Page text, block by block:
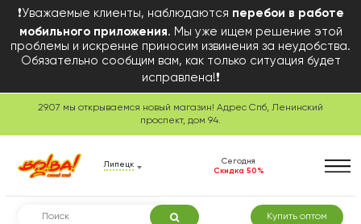
❗Уважаемые клиенты, наблюдаются перебои в работе
мобильного приложения. Мы уже ищем решение этой
проблемы и искренне приносим извинения за неудобства.
Обязательно сообщим вам, как только ситуация будет
исправлена!❗
29.07 мы открываемся новый магазин! Адрес Спб, Ленинский
проспект, дом 94.
Липецк
Сегодня
Скидка 50%
Купить оптом